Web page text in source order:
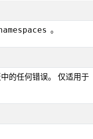
。
的任何错误。 仅适用于